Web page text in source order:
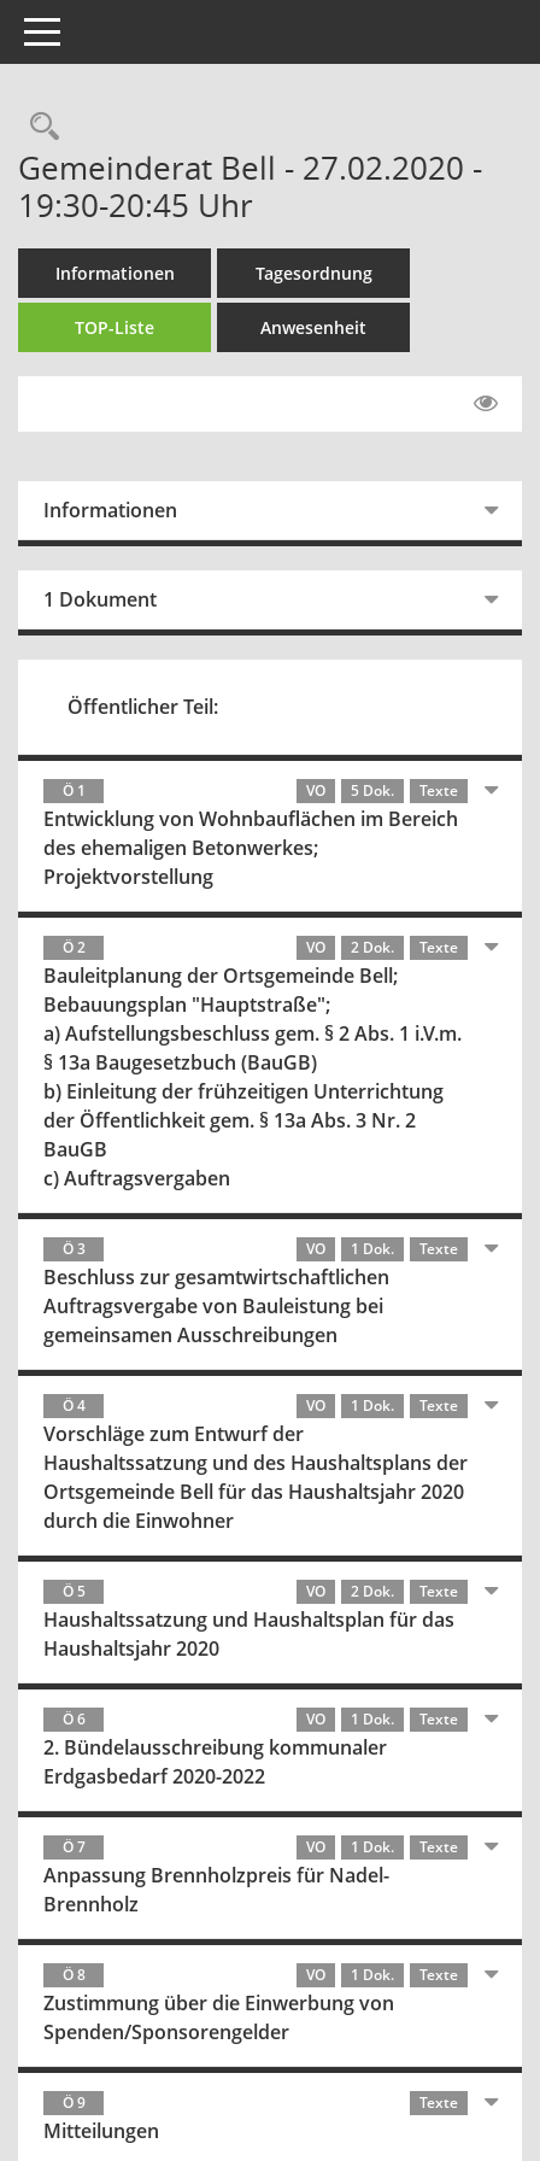
Toggle navigation
Rechercheauswahl
Gemeinderat Bell - 27.02.2020 -
19:30-20:45 Uhr
Informationen Tagesordnung
TOP-Liste Anwesenheit
Informationen
1 Dokument
Öffentlicher Teil:
Ö 1 VO 5 Dok. Texte
Entwicklung von Wohnbauflächen im Bereich
des ehemaligen Betonwerkes;
Projektvorstellung
Ö 2 VO 2 Dok. Texte
Bauleitplanung der Ortsgemeinde Bell;
Bebauungsplan "Hauptstraße";
a) Aufstellungsbeschluss gem. § 2 Abs. 1 i.V.m.
§ 13a Baugesetzbuch (BauGB)
b) Einleitung der frühzeitigen Unterrichtung
der Öffentlichkeit gem. § 13a Abs. 3 Nr. 2
BauGB
c) Auftragsvergaben
Ö 3 VO 1 Dok. Texte
Beschluss zur gesamtwirtschaftlichen
Auftragsvergabe von Bauleistung bei
gemeinsamen Ausschreibungen
Ö 4 VO 1 Dok. Texte
Vorschläge zum Entwurf der
Haushaltssatzung und des Haushaltsplans der
Ortsgemeinde Bell für das Haushaltsjahr 2020
durch die Einwohner
Ö 5 VO 2 Dok. Texte
Haushaltssatzung und Haushaltsplan für das
Haushaltsjahr 2020
Ö 6 VO 1 Dok. Texte
2. Bündelausschreibung kommunaler
Erdgasbedarf 2020-2022
Ö 7 VO 1 Dok. Texte
Anpassung Brennholzpreis für Nadel-
Brennholz
Ö 8 VO 1 Dok. Texte
Zustimmung über die Einwerbung von
Spenden/Sponsorengelder
Ö 9 Texte
Mitteilungen